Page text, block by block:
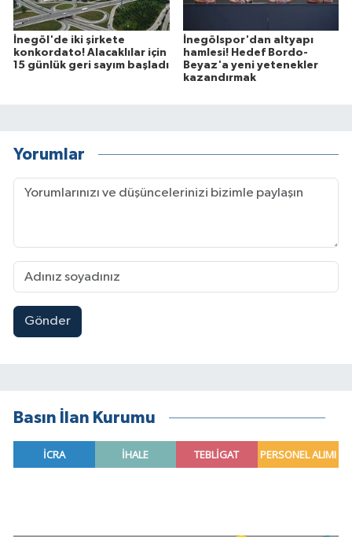
İnegöl'de iki şirkete
konkordato! Alacaklılar için
15 günlük geri sayım başladı
İnegölspor'dan altyapı
hamlesi! Hedef Bordo-
Beyaz'a yeni yetenekler
kazandırmak
Yorumlar
Gönder
Basın İlan Kurumu